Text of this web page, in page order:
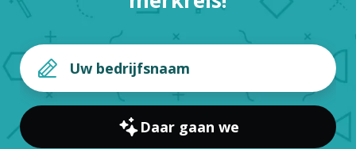
Daar gaan we